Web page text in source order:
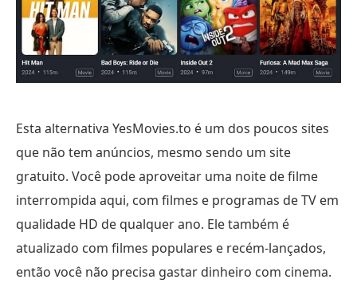
Esta alternativa YesMovies.to é um dos poucos sites
que não tem anúncios, mesmo sendo um site
gratuito. Você pode aproveitar uma noite de filme
interrompida aqui, com filmes e programas de TV em
qualidade HD de qualquer ano. Ele também é
atualizado com filmes populares e recém-lançados,
então você não precisa gastar dinheiro com cinema.